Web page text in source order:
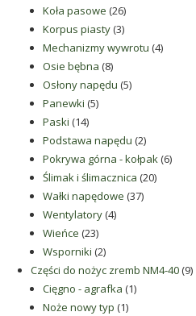
Koła pasowe 2626
produktów
Korpus piasty 33
produkty
Mechanizmy wywrotu 44
Osie bębna 88
produktów
Osłony napędu 55
Panewki 55
Paski 1414
produktów
Podstawa napędu 22
produkty
Pokrywa górna - kołpak 66
Ślimak i ślimacznica 2020
Wałki napędowe 3737
Wentylatory 44
Wieńce 2323
produkty
Wsporniki 22
produkty
Części do nożyc zremb NM4-40 99
Cięgno - agrafka 11
Noże nowy typ 11